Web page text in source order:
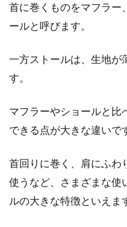
も鮮やか...
スカ
学生の
ミニス
ジー
首に巻くものをマフラー
ールと呼びます。
一方ストールは、生地が
す。
マフラーやショールと比
できる点が大きな違いで
首回りに巻く、肩にふわ
使うなど、さまざまな使
ルの大きな特徴といえま